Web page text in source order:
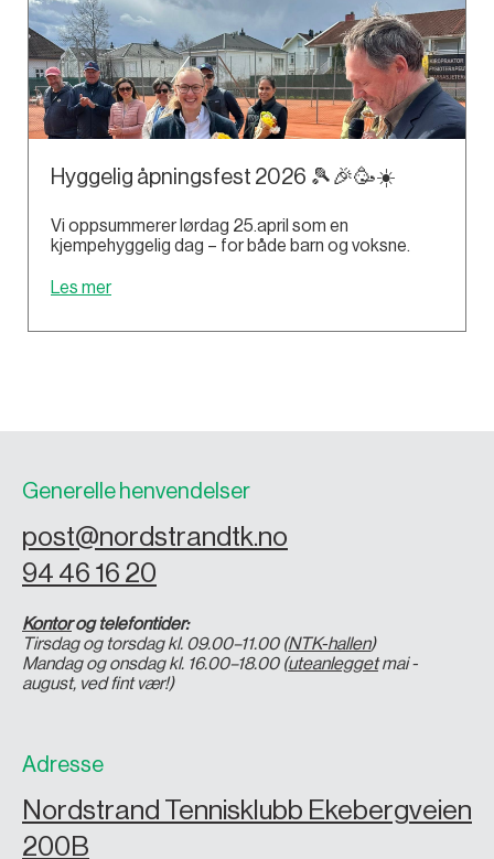
Hyggelig åpningsfest 2026 🎾🎉🥳☀️
Vi oppsummerer lørdag 25.april som en
kjempehyggelig dag – for både barn og voksne.
Les mer
Generelle henvendelser
post@nordstrandtk.no
94 46 16 20
Kontorog telefontider:
Tirsdag og torsdag kl. 09.00–11.00 (NTK-hallen)
Mandag og onsdag kl. 16.00–18.00 (uteanleggetmai -
august, ved fint vær!)
Adresse
Nordstrand Tennisklubb Ekebergveien
200B